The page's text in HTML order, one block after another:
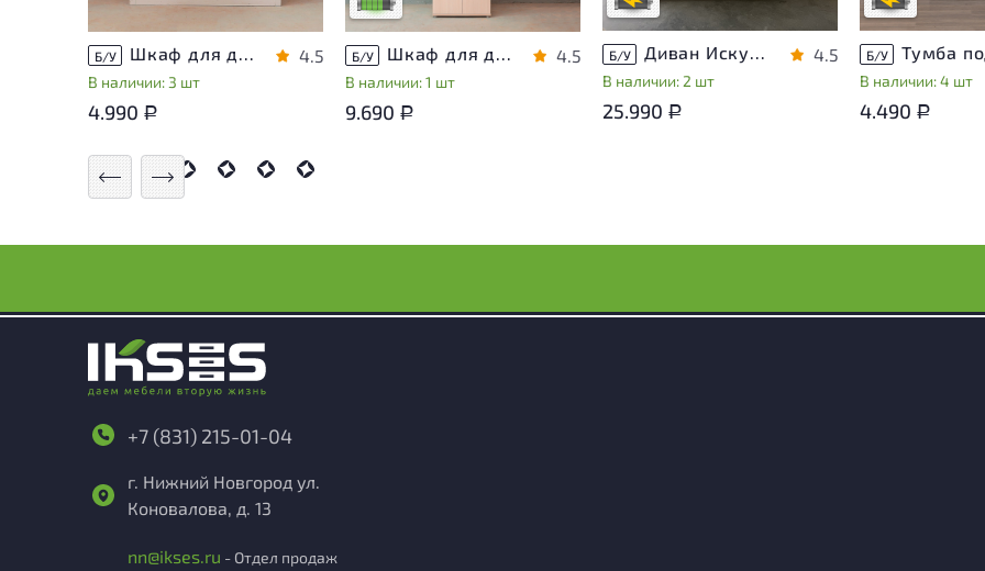
Б/У Шкаф для документов Металл
В наличии: 3 шт
4.5
4.990 Р
Б/У Шкаф для документов Vasanta ЛДСП Дуб Россия
В наличии: 1 шт
4.5
9.690 Р
Б/У Диван Искусственная кожа Бежевый
В наличии: 2 шт
4.5
25.990 Р
Б/У
В наличии: 4 шт
4.490 Р
+7 (831) 215-01-04
г. Нижний Новгород ул.
Коновалова, д. 13
nn@ikses.ru - Отдел продаж